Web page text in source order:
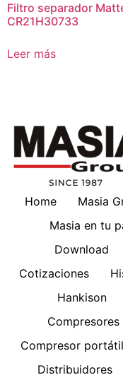
Filtro separador
CR21H30733
Leer más
Home Masia
Masia en tu
Download
Cotizaciones
Hankison
Compresores
Compresor
Distribuidores